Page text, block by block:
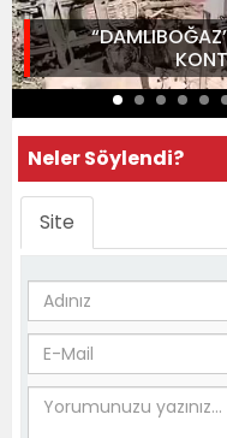
Neler Söylendi?
Site